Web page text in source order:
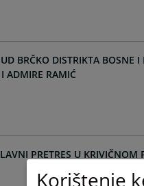
BRČKO DISTRIKTA BOSNE
ADMIRE RAMIĆ
PRETRES U KRIVIČNOM
Korištenje